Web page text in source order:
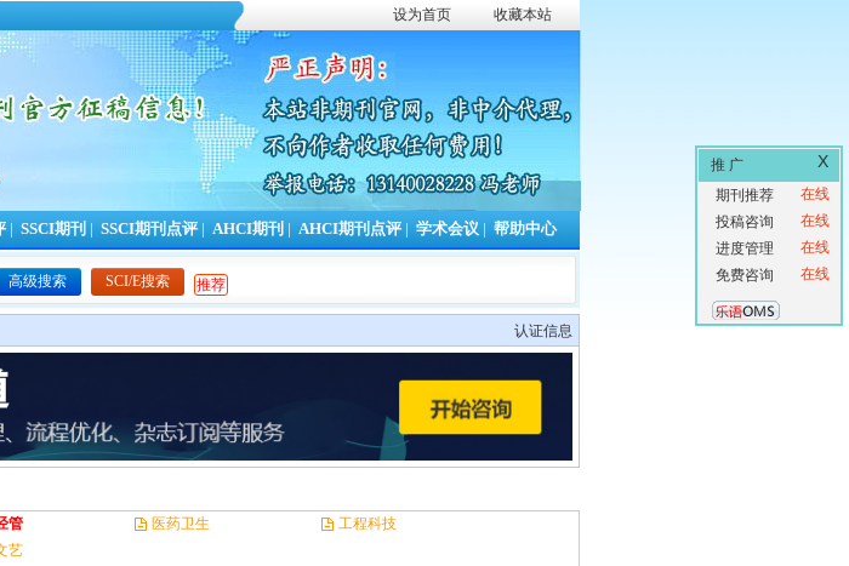
设为首页 收藏本站
SSCI期刊 SSCI期刊点评 AHCI期刊 AHCI期刊点评 学术会议 帮助中心
高级搜索 SCI/E搜索 推荐
认证信息
管 医药卫生
工程科技
艺
X
推 广
在线
期刊推荐
在线
投稿咨询
在线
进度管理
在线
免费咨询